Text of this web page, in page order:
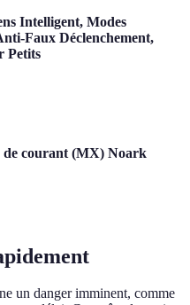
Intelligent, Modes
Faux Déclenchement,
Petits
de courant (MX) Noark
un danger imminent, comme